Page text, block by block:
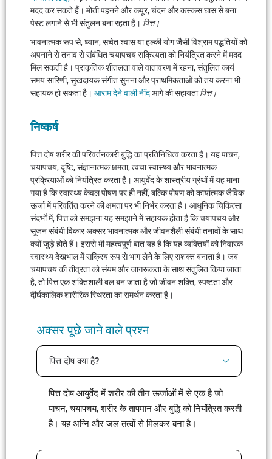
मदद कर सकते हैं। मोती पहनने और कपूर, चंदन और कस्कस घास से बना
पेस्ट लगाने से भी संतुलन बना रहता है। पित्त।
भावनात्मक रूप से, ध्यान, सचेत श्वास या हल्की योग जैसी विश्राम पद्धतियों को
अपनाने से तनाव से संबंधित चयापचय सक्रियता को नियंत्रित करने में मदद
मिल सकती है। प्राकृतिक शीतलता वाले वातावरण में रहना, संतुलित कार्य
समय सारिणी, सुखदायक संगीत सुनना और प्राथमिकताओं को तय करना भी
सहायक हो सकता है। आराम देने वाली नींदआगे की सहायतापित्त।
निष्कर्ष
पित्त दोष शरीर की परिवर्तनकारी बुद्धि का प्रतिनिधित्व करता है। यह पाचन,
चयापचय, दृष्टि, संज्ञानात्मक क्षमता, त्वचा स्वास्थ्य और भावनात्मक
प्रक्रियाओं को नियंत्रित करता है। आयुर्वेद के शास्त्रीय ग्रंथों में यह माना
गया है कि स्वास्थ्य केवल पोषण पर ही नहीं, बल्कि पोषण को कार्यात्मक जैविक
ऊर्जा में परिवर्तित करने की क्षमता पर भी निर्भर करता है। आधुनिक चिकित्सा
संदर्भों में, पित्त को समझना यह समझाने में सहायक होता है कि चयापचय और
सूजन संबंधी विकार अक्सर भावनात्मक और जीवनशैली संबंधी तनावों के साथ
क्यों जुड़े होते हैं। इससे भी महत्वपूर्ण बात यह है कि यह व्यक्तियों को निवारक
स्वास्थ्य देखभाल में सक्रिय रूप से भाग लेने के लिए सशक्त बनाता है। जब
चयापचय की तीव्रता को संयम और जागरूकता के साथ संतुलित किया जाता
है, तो पित्त एक शक्तिशाली बल बन जाता है जो जीवन शक्ति, स्पष्टता और
दीर्घकालिक शारीरिक स्थिरता का समर्थन करता है।
अक्सर पूछे जाने वाले प्रश्न
पित्त दोष क्या है?
पित्त दोष आयुर्वेद में शरीर की तीन ऊर्जाओं में से एक है जो
पाचन, चयापचय, शरीर के तापमान और बुद्धि को नियंत्रित करती
है। यह अग्नि और जल तत्वों से मिलकर बना है।